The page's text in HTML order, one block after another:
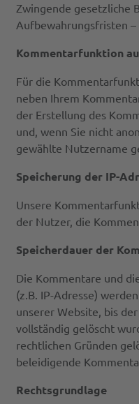
Zwingende gesetzliche
Aufbewahrungsfristen
Kommentarfunktion
Für die
neben Ihrem
der Erstellung des
und, wenn Sie nicht
gewählte Nutzername
Speicherung der IP-
Unsere
der Nutzer, die
Speicherdauer der
Die Kommentare und
(z.B. IP-Adresse)
unserer Website, bis
vollständig gelöscht
rechtlichen Gründen
beleidigende
Rechtsgrundlage